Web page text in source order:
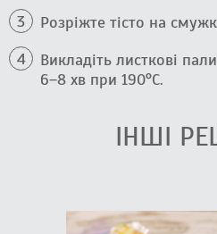
Розріжте тісто на
Викладіть листкові
6–8 хв при 190°C.
ІНШІ